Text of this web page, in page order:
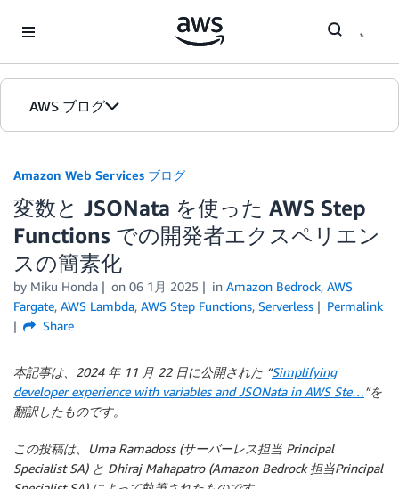
AWS ブログ
カテゴリ
エディション
Amazon Web Services ブログ
変数と JSONata を使った AWS Step
Functions での開発者エクスペリエン
スの簡素化
by Miku Honda on 06 1月 2025 in Amazon Bedrock, AWS
Fargate, AWS Lambda, AWS Step Functions, Serverless
Permalink
Share
本記事は、2024 年 11 月 22 日に公開された “Simplifying
developer experience with variables and JSONata in AWS Ste…”を
翻訳したものです。
この投稿は、Uma Ramadoss (サーバーレス担当 Principal
Specialist SA) と Dhiraj Mahapatro (Amazon Bedrock 担当Principal